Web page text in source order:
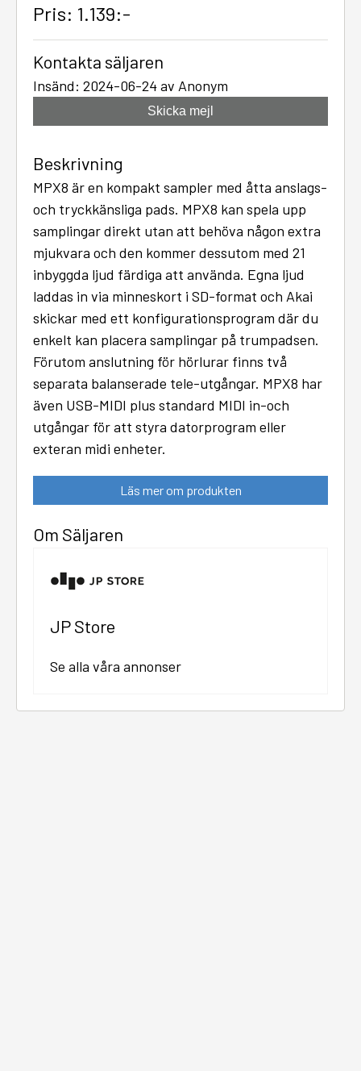
Pris: 1.139:-
Kontakta säljaren
Insänd: 2024-06-24 av Anonym
Skicka mejl
Beskrivning
MPX8 är en kompakt sampler med åtta anslags-
och tryckkänsliga pads. MPX8 kan spela upp
samplingar direkt utan att behöva någon extra
mjukvara och den kommer dessutom med 21
inbyggda ljud färdiga att använda. Egna ljud
laddas in via minneskort i SD-format och Akai
skickar med ett konfigurationsprogram där du
enkelt kan placera samplingar på trumpadsen.
Förutom anslutning för hörlurar finns två
separata balanserade tele-utgångar. MPX8 har
även USB-MIDI plus standard MIDI in-och
utgångar för att styra datorprogram eller
exteran midi enheter.
Läs mer om produkten
Om Säljaren
JP Store
Se alla våra annonser